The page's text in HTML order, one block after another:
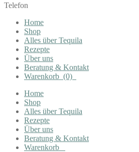
Telefon
Home
Shop
Alles über Tequila
Rezepte
Über uns
Beratung & Kontakt
Warenkorb (0)
Home
Shop
Alles über Tequila
Rezepte
Über uns
Beratung & Kontakt
Warenkorb